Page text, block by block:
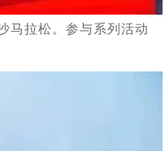
马拉松。参与系列活动